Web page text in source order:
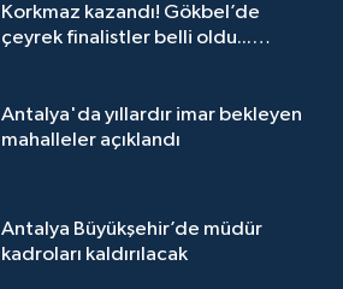
Korkmaz kazandı! Gökbel’de
çeyrek finalistler belli oldu...
Antalya'da yıllardır imar bekleyen
mahalleler açıklandı
Antalya Büyükşehir’de müdür
kadroları kaldırılacak